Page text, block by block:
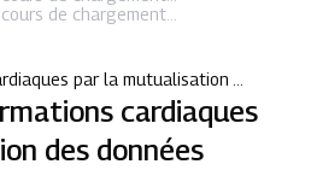
de chargement...
par la mutualisation …
cardiaques
des données